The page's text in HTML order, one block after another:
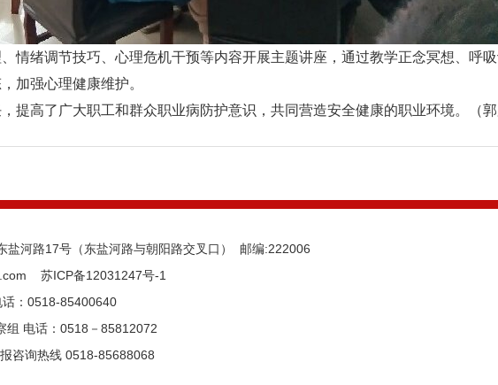
情绪调节技巧、心理危机干预等内容开展主题讲座，通过教学正念冥想、呼
加强心理健康维护。
提高了广大职工和群众职业病防护意识，共同营造安全健康的职业环境。（郭
河路17号（东盐河路与朝阳路交叉口） 邮编:222006
苏ICP备12031247号-1
：0518-85400640
组 电话：0518－85812072
咨询热线 0518-85688068